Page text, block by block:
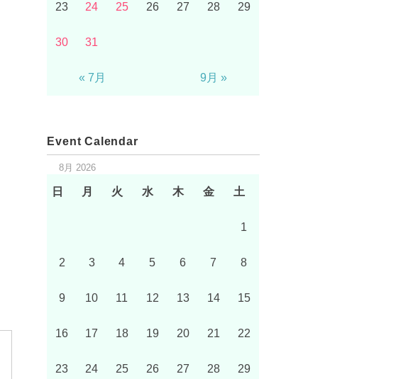
23 24 25 26 27 28 29
30 31
« 7月 9月 »
Event Calendar
8月 2026
日 月 火 水 木 金 土
1
2 3 4 5 6 7 8
9 10 11 12 13 14 15
16 17 18 19 20 21 22
23 24 25 26 27 28 29